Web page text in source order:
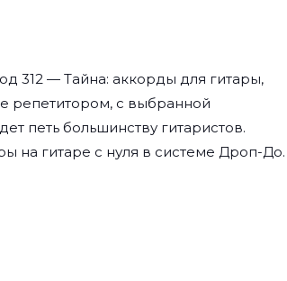
312 — Тайна: аккорды для гитары,
репетитором, с выбранной
петь большинству гитаристов.
на гитаре с нуля в системе Дроп-До.